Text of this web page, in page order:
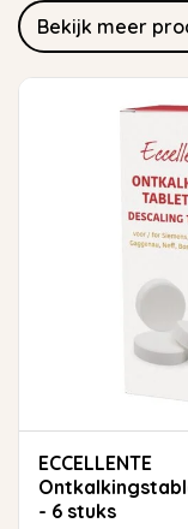
Bekijk meer
ECCELLENTE
- 6 stuks